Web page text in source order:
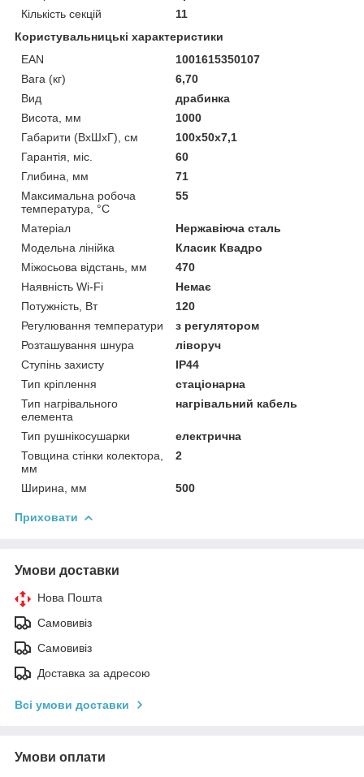
Кількість секцій
11
Користувальницькі характеристики
EAN
1001615350107
Вага (кг)
6,70
Вид
драбинка
Висота, мм
1000
Габарити (ВхШхГ), см
100x50x7,1
Гарантія, міс.
60
Глибина, мм
71
Максимальна робоча
температура, °C
55
Матеріал
Нержавіюча сталь
Модельна лінійка
Класик Квадро
Міжосьова відстань, мм
470
Наявність Wi-Fi
Немає
Потужність, Вт
120
Регулювання температури
з регулятором
Розташування шнура
ліворуч
Ступінь захисту
IP44
Тип кріплення
стаціонарна
Тип нагрівального
елемента
нагрівальний кабель
Тип рушнікосушарки
електрична
Товщина стінки колектора,
мм
2
Ширина, мм 500
Приховати
Умови доставки
Нова Пошта
Самовивіз
Самовивіз
Доставка за адресою
Всі умови доставки
Умови оплати